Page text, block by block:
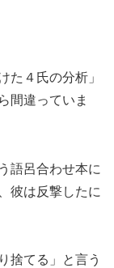
た４氏の分析」
間違っていま
語呂合わせ本に
彼は反撃したに
捨てる」と言う